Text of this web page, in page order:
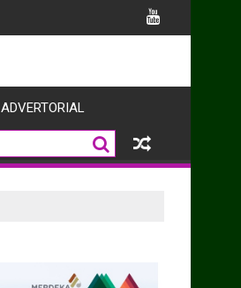
ADVERTORIAL